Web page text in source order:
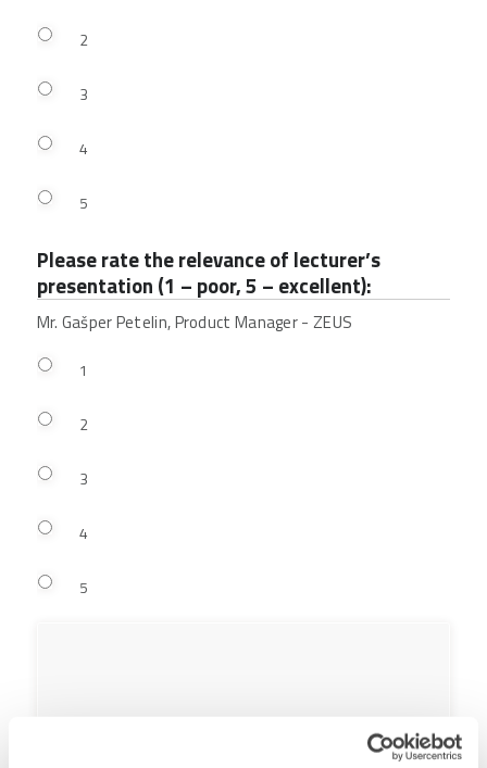
2
3
4
5
Please rate the relevance of lecturer’s
presentation (1 – poor, 5 – excellent):
Mr. Gašper Petelin, Product Manager - ZEUS
1
2
3
4
5